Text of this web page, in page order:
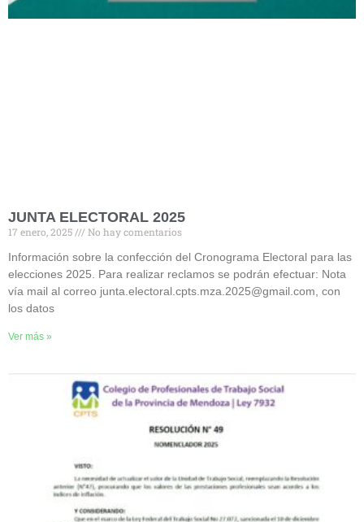
JUNTA ELECTORAL 2025
17 enero, 2025
No hay comentarios
Información sobre la confección del Cronograma Electoral para las
elecciones 2025. Para realizar reclamos se podrán efectuar: Nota
vía mail al correo junta.electoral.cpts.mza.2025@gmail.com, con
los datos
Ver más »